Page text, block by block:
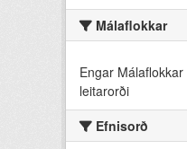
Málaflokkar
Engar
leitarorði
Efnisorð